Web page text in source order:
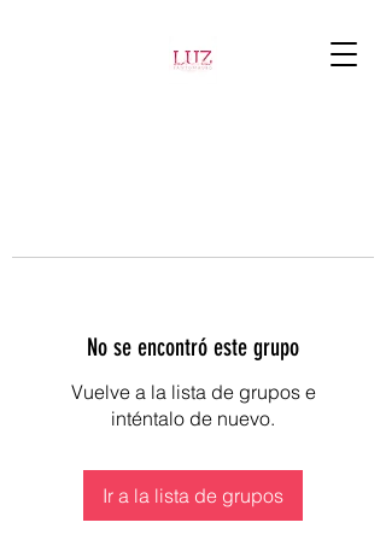
No se encontró este grupo
Vuelve a la lista de grupos e
inténtalo de nuevo.
Ir a la lista de grupos